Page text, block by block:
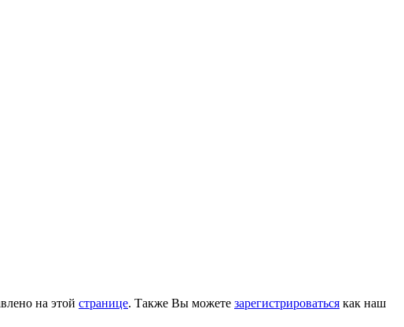
на этой странице. Также Вы можете зарегистрироваться как наш